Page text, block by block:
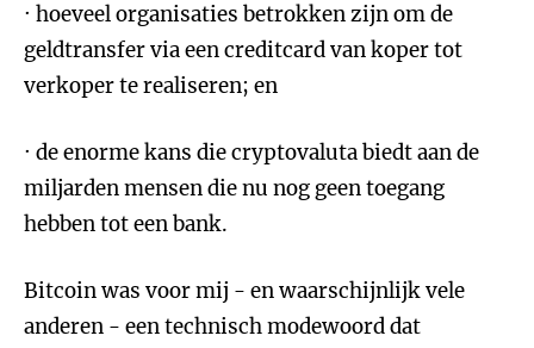
· hoeveel organisaties betrokken zijn om de
geldtransfer via een creditcard van koper tot
verkoper te realiseren; en
· de enorme kans die cryptovaluta biedt aan de
miljarden mensen die nu nog geen toegang
hebben tot een bank.
Bitcoin was voor mij - en waarschijnlijk vele
anderen - een technisch modewoord dat